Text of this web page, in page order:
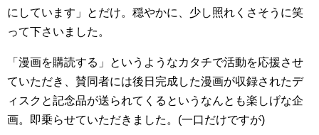
にしています」とだけ。穏やかに、少し照れくさそうに笑
って下さいました。
「漫画を購読する」というようなカタチで活動を応援させ
ていただき、賛同者には後日完成した漫画が収録されたデ
ィスクと記念品が送られてくるというなんとも楽しげな企
画。即乗らせていただきました。(一口だけですが)